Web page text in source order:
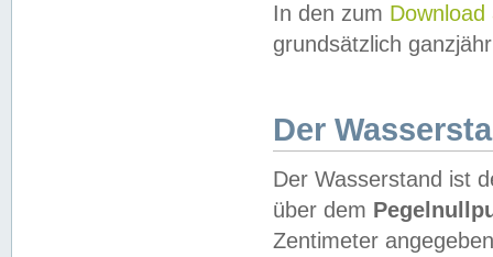
In den zum Download
grundsätzlich
Der
Der Wasserstand ist
über dem
Zentimeter